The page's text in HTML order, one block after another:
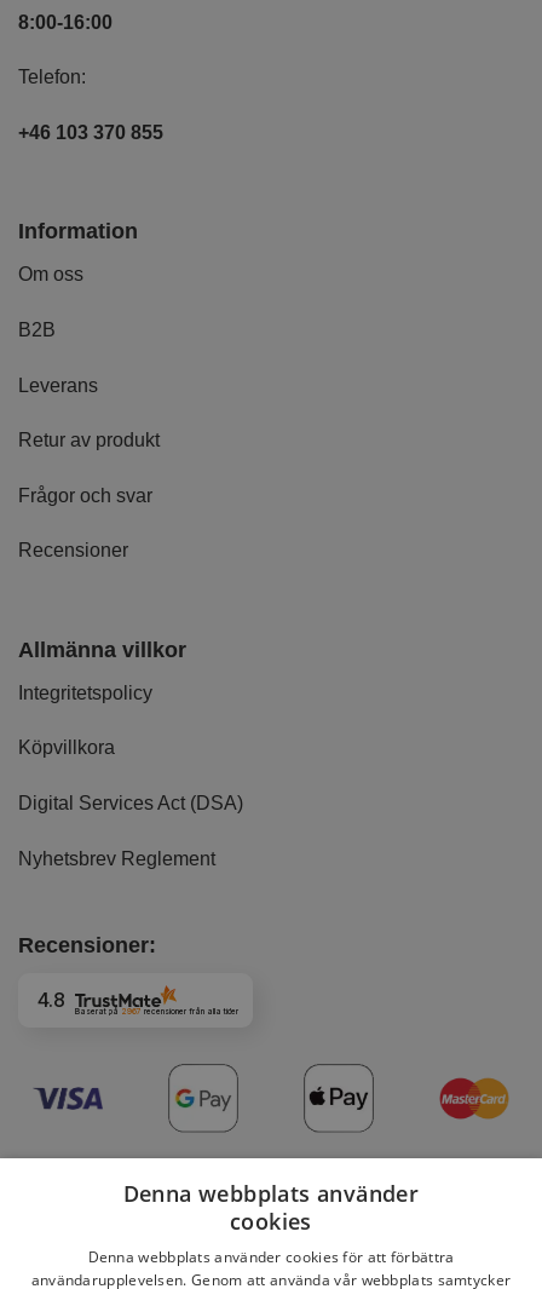
8:00-16:00
Telefon:
+46 103 370 855
Information
Om oss
B2B
Leverans
Retur av produkt
Frågor och svar
Recensioner
Allmänna villkor
Integritetspolicy
Köpvillkora
Digital Services Act (DSA)
Nyhetsbrev Reglement
Recensioner:
4.8 Baserat på 2967 recensionerfrån alla tider
Copyright 2026 © DaviBikes.se
Denna webbplats använder
cookies
Denna webbplats använder cookies för att förbättra
användarupplevelsen. Genom att använda vår webbplats samtycker